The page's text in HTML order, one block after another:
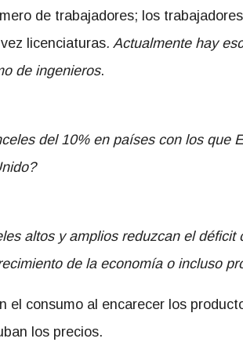
de trabajadores; los
licenciaturas. Actualmente hay
de ingenieros.
del 10% en países con los que
altos y amplios reduzcan el déficit
de la economía o incluso
el consumo al encarecer los
los precios.